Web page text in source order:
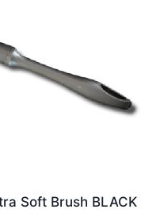
Soft Brush BLACK